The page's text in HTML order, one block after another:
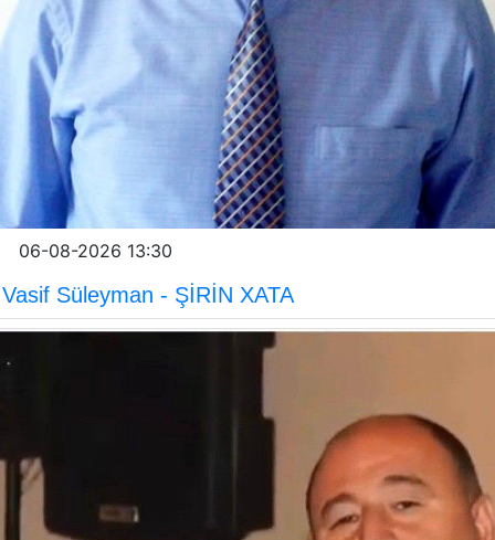
06-08-2026 13:30
Vasif Süleyman - ŞİRİN XATA